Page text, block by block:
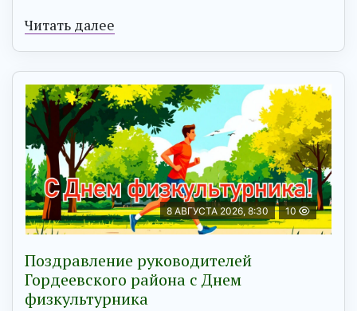
Читать далее
8 АВГУСТА 2026, 8:30 10
Поздравление руководителей
Гордеевского района с Днем
физкультурника